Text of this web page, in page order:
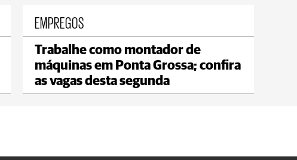
Jaguariaíva
max 19°C min 18°C
EMPREGOS
Trabalhe como montador de
máquinas em Ponta Grossa; confira
as vagas desta segunda